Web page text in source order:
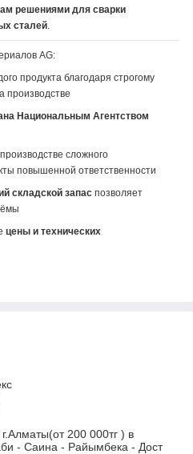
решениями для сварки
сталей.
AG:
продукта благодаря строгому
производстве
Национальным Агентством
сложного
повышенной ответственности
складской запас позволяет
цены и технических
200 000тг ) в
- Саина - Райымбека - Дост